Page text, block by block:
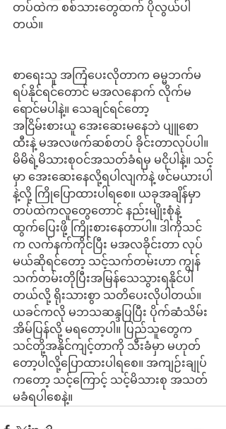
တပ်ထဲက စစ်သားတွေထက် ပိုလွယ်ပါ
တယ်။
စာရေးသူ အကြံပေးလိုတာက ဓမ္မဘက်မ
ရပ်နိုင်ရင်တောင် မအလနောက် လိုက်မ
ရောင်မပါနဲ့။ သေချင်ရင်တော့
အငြိမ်းစားယူ အေးဆေးမနေဘဲ ပျူစော
ထီးနဲ့ မအလဖက်ဆစ်တပ် ခိုင်းတာလုပ်ပါ။
မိမိရဲ့မိသားစုဝင်အသတ်ခံရမှ မငိုပါနဲ့။ သင့်
မှာ အေးဆေးနေလို့ရပါလျက်နဲ့ ဖင်မယားပါ
နဲ့လို့ ကြိုပြောထားပါရစေ။ ယခုအချိန်မှာ
တပ်ထဲကလူတွေတောင် နည်းမျိုးစုံနဲ့
ထွက်ပြေးဖို့ ကြိုးစားနေတာပါ။ ဒါကိုသင်
က လက်နက်ကိုင်ပြီး မအလခိုင်းတာ လုပ်
မယ်ဆိုရင်တော့ သင့်သက်တမ်းဟာ ကျွန်
သက်တမ်းတိုပြီးအမြန်သေသွားရနိုင်ပါ
တယ်လို့ ရိုးသားစွာ သတိပေးလိုပါတယ်။
ယခင်ကလို မဘသဆန္ဒပြပြီး ပိုက်ဆံသိမ်း
အိမ်ပြန်လို့ မရတော့ပါ။ ပြည်သူတွေက
သင်တို့အနိုင်ကျင့်တာကို သီးခံမှာ မဟုတ်
တော့ပါလို့ပြောထားပါရစေ။ အကျဉ်းချုပ်
ကတော့ သင့်ကြောင့် သင့်မိသားစု အသတ်
မခံရပါစေနဲ့။